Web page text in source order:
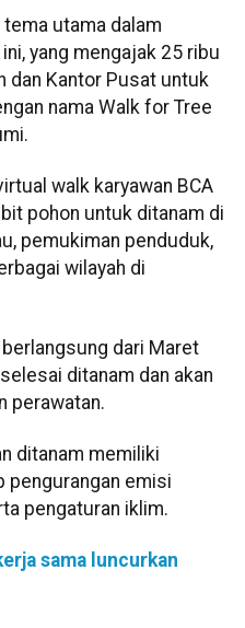
tema utama dalam
yang mengajak 25 ribu
dan Kantor Pusat untuk
nama Walk for Tree
walk karyawan BCA
pohon untuk ditanam di
pemukiman penduduk,
wilayah di
dari Maret
ditanam dan akan
perawatan.
ditanam memiliki
pengurangan emisi
pengaturan iklim.
sama luncurkan